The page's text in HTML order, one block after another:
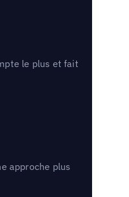
le plus et fait
approche plus